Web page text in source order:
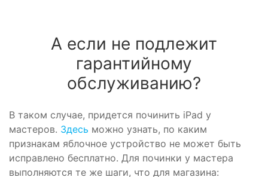
А если не подлежит
гарантийному
обслуживанию?
В таком случае, придется починить iPad у
мастеров. Здесь можно узнать, по каким
признакам яблочное устройство не может быть
исправлено бесплатно. Для починки у мастера
выполняются те же шаги, что для магазина: